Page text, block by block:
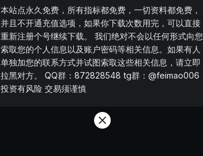
本站点永久免费，所有指标都免费，一切资料都免费，
并且不开通充值选项，如果你下载次数用完，可以直接
重新注册个号继续下载。 我们绝对不会以任何形式向您
索取您的个人信息以及账户密码等相关信息。如果有人
单独加您的联系方式并试图索取这些相关信息，请立即
拉黑对方。 QQ群：872828548 tg群：@feimao006
投资有风险 交易须谨慎